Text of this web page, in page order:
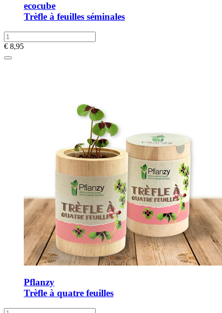
ecocube
Trèfle à feuilles séminales
€ 8,95
Pflanzy
Trèfle à quatre feuilles